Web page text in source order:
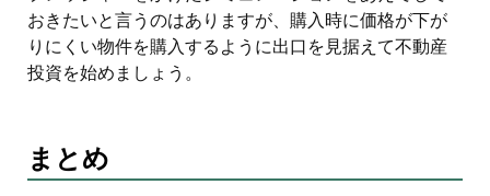
おきたいと言うのはありますが、購入時に価格が下が
りにくい物件を購入するように出口を見据えて不動産
投資を始めましょう。
まとめ